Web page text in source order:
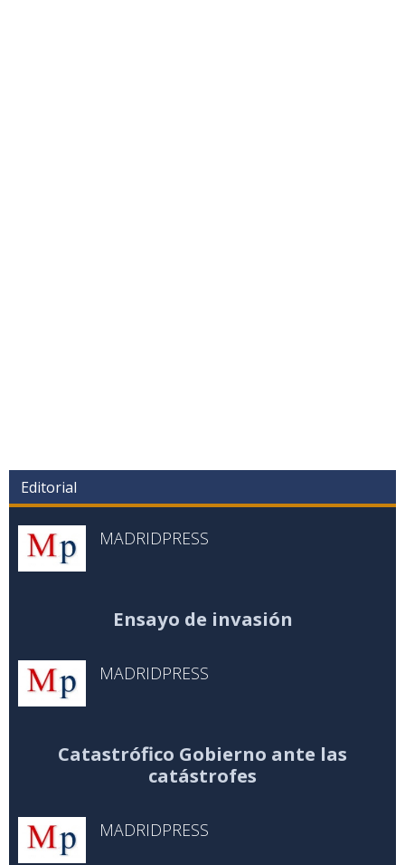
Editorial
MADRIDPRESS
Ensayo de invasión
MADRIDPRESS
Catastrófico Gobierno ante las
catástrofes
MADRIDPRESS